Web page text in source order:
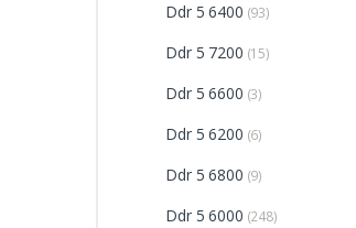
Ddr 5 6400 (93)
Ddr 5 7200 (15)
Ddr 5 6600 (3)
Ddr 5 6200 (6)
Ddr 5 6800 (9)
Ddr 5 6000 (248)